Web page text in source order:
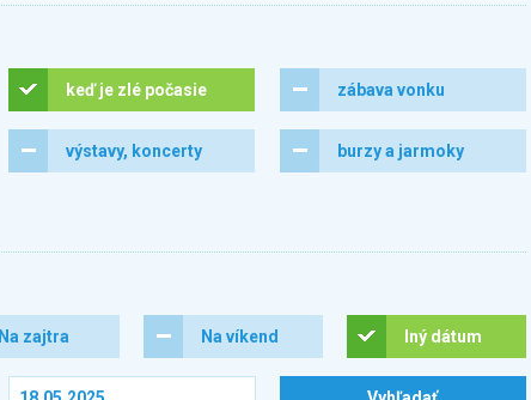
keď je zlé počasie zábava vonku
výstavy, koncerty burzy a jarmoky
Na zajtra Na víkend Iný dátum